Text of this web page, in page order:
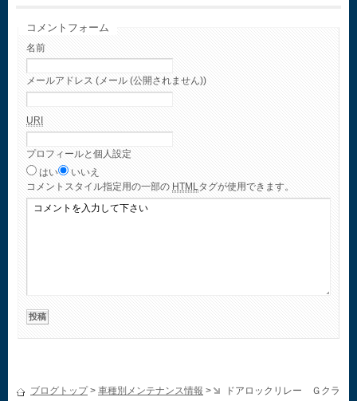
コメントフォーム
名前
メールアドレス (メール (公開されません))
URI
プロフィールと個人設定
はい
いいえ
コメント スタイル指定用の一部の HTMLタグが使用できます。
ブログトップ> 車種別メンテナンス情報 >
ドアロックリレー Ｇクラ